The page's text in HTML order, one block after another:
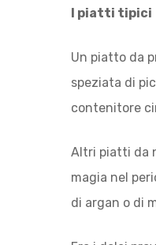
I piatti tipici
Un piatto da
speziata di
contenitore
Altri piatti da
magia nel
di argan o di